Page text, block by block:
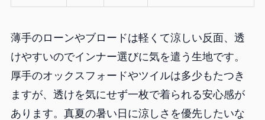
薄手のローンやブロードは軽くて涼しい反面、透
けやすいのでインナー選びに気を遣う生地です。
厚手のオックスフォードやツイルは多少もたつき
ますが、透けを気にせず一枚で着られる安心感が
あります。真夏の暑い日に涼しさを優先したいな